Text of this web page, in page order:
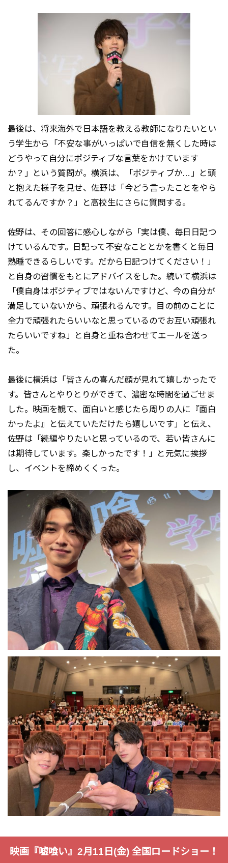
最後は、将来海外で日本語を教える教師になりたいとい
う学生から「不安な事がいっぱいで自信を無くした時は
どうやって自分にポジティブな言葉をかけています
か？」という質問が。横浜は、「ポジティブか…」と頭
と抱えた様子を見せ、佐野は「今どう言ったことをやら
れてるんですか？」と高校生にさらに質問する。
佐野は、その回答に感心しながら「実は僕、毎日日記つ
けているんです。日記って不安なこととかを書くと毎日
熟睡できるらしいです。だから日記つけてください！」
と自身の習慣をもとにアドバイスをした。続いて横浜は
「僕自身はポジティブではないんですけど、今の自分が
満足していないから、頑張れるんです。目の前のことに
全力で頑張れたらいいなと思っているのでお互い頑張れ
たらいいですね」と自身と重ね合わせてエールを送っ
た。
最後に横浜は「皆さんの喜んだ顔が見れて嬉しかったで
す。皆さんとやりとりができて、濃密な時間を過ごせま
した。映画を観て、面白いと感じたら周りの人に『面白
かったよ』と伝えていただけたら嬉しいです」と伝え、
佐野は「続編やりたいと思っているので、若い皆さんに
は期待しています。楽しかったです！」と元気に挨拶
し、イベントを締めくくった。
映画『嘘喰い』2月11日(金) 全国ロードショー！